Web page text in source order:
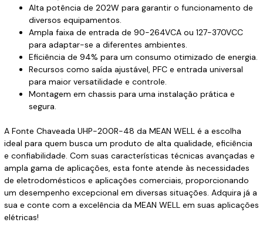
Alta potência de 202W para garantir o funcionamento de
diversos equipamentos.
Ampla faixa de entrada de 90-264VCA ou 127-370VCC
para adaptar-se a diferentes ambientes.
Eficiência de 94% para um consumo otimizado de energia.
Recursos como saída ajustável, PFC e entrada universal
para maior versatilidade e controle.
Montagem em chassis para uma instalação prática e
segura.
A Fonte Chaveada UHP-200R-48 da MEAN WELL é a escolha
ideal para quem busca um produto de alta qualidade, eficiência
e confiabilidade. Com suas características técnicas avançadas e
ampla gama de aplicações, esta fonte atende às necessidades
de eletrodomésticos e aplicações comerciais, proporcionando
um desempenho excepcional em diversas situações. Adquira já a
sua e conte com a excelência da MEAN WELL em suas aplicações
elétricas!